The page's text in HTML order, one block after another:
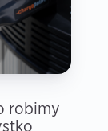
robimy